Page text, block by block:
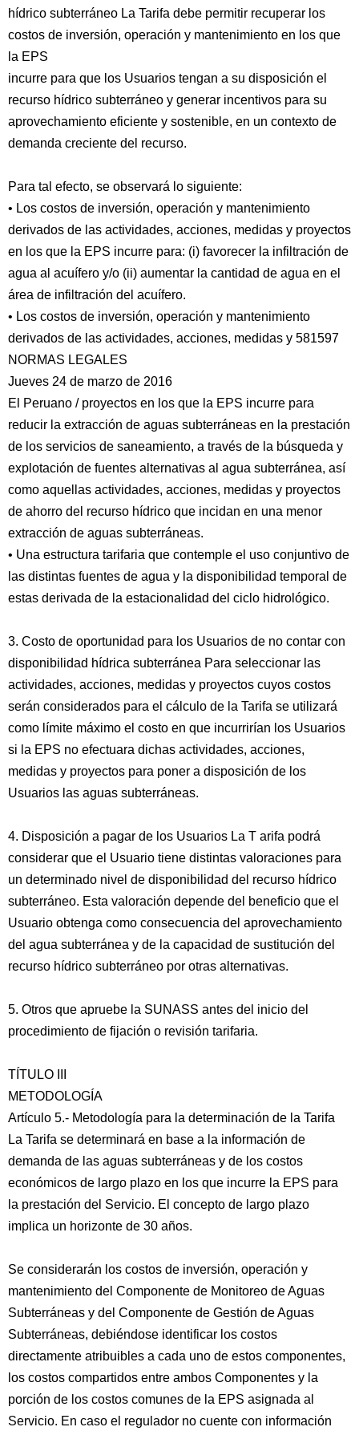
hídrico subterráneo La Tarifa debe permitir recuperar los
costos de inversión, operación y mantenimiento en los que
la EPS
incurre para que los Usuarios tengan a su disposición el
recurso hídrico subterráneo y generar incentivos para su
aprovechamiento eficiente y sostenible, en un contexto de
demanda creciente del recurso.
Para tal efecto, se observará lo siguiente:
• Los costos de inversión, operación y mantenimiento
derivados de las actividades, acciones, medidas y proyectos
en los que la EPS incurre para: (i) favorecer la infiltración de
agua al acuífero y/o (ii) aumentar la cantidad de agua en el
área de infiltración del acuífero.
• Los costos de inversión, operación y mantenimiento
derivados de las actividades, acciones, medidas y 581597
NORMAS LEGALES
Jueves 24 de marzo de 2016
El Peruano / proyectos en los que la EPS incurre para
reducir la extracción de aguas subterráneas en la prestación
de los servicios de saneamiento, a través de la búsqueda y
explotación de fuentes alternativas al agua subterránea, así
como aquellas actividades, acciones, medidas y proyectos
de ahorro del recurso hídrico que incidan en una menor
extracción de aguas subterráneas.
• Una estructura tarifaria que contemple el uso conjuntivo de
las distintas fuentes de agua y la disponibilidad temporal de
estas derivada de la estacionalidad del ciclo hidrológico.
3. Costo de oportunidad para los Usuarios de no contar con
disponibilidad hídrica subterránea Para seleccionar las
actividades, acciones, medidas y proyectos cuyos costos
serán considerados para el cálculo de la Tarifa se utilizará
como límite máximo el costo en que incurrirían los Usuarios
si la EPS no efectuara dichas actividades, acciones,
medidas y proyectos para poner a disposición de los
Usuarios las aguas subterráneas.
4. Disposición a pagar de los Usuarios La T arifa podrá
considerar que el Usuario tiene distintas valoraciones para
un determinado nivel de disponibilidad del recurso hídrico
subterráneo. Esta valoración depende del beneficio que el
Usuario obtenga como consecuencia del aprovechamiento
del agua subterránea y de la capacidad de sustitución del
recurso hídrico subterráneo por otras alternativas.
5. Otros que apruebe la SUNASS antes del inicio del
procedimiento de fijación o revisión tarifaria.
TÍTULO III
METODOLOGÍA
Artículo 5.- Metodología para la determinación de la Tarifa
La Tarifa se determinará en base a la información de
demanda de las aguas subterráneas y de los costos
económicos de largo plazo en los que incurre la EPS para
la prestación del Servicio. El concepto de largo plazo
implica un horizonte de 30 años.
Se considerarán los costos de inversión, operación y
mantenimiento del Componente de Monitoreo de Aguas
Subterráneas y del Componente de Gestión de Aguas
Subterráneas, debiéndose identificar los costos
directamente atribuibles a cada uno de estos componentes,
los costos compartidos entre ambos Componentes y la
porción de los costos comunes de la EPS asignada al
Servicio. En caso el regulador no cuente con información